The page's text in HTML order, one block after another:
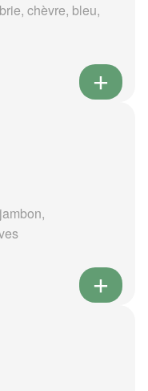
chèvre, bleu,